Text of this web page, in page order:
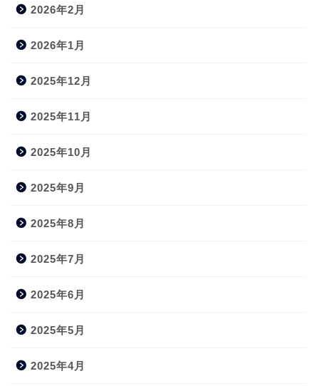
2026年2月
2026年1月
2025年12月
2025年11月
2025年10月
2025年9月
2025年8月
2025年7月
2025年6月
2025年5月
2025年4月